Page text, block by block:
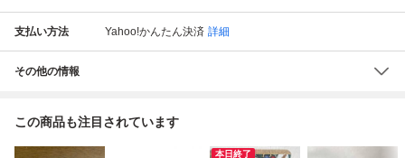
支払い方法 Yahoo!かんたん決済 詳細
その他の情報
この商品も注目されています
本日終了